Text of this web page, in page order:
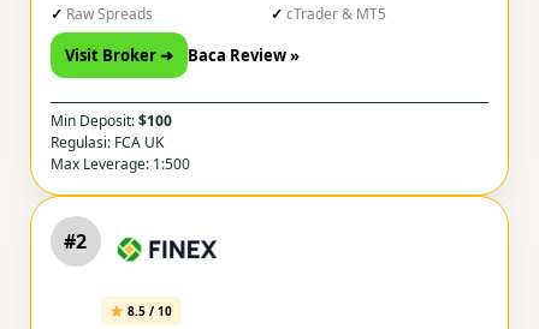
Raw Spreads
cTrader & MT5
Visit Broker ➜ Baca Review »
Min Deposit:$100
Regulasi: FCA UK
Max Leverage: 1:500
#2
8.5 / 10